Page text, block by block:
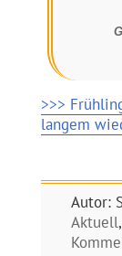
>>>
langem
Autor:
Aktuell